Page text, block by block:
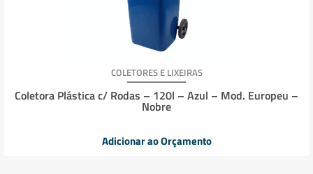
COLETORES E LIXEIRAS
Coletora Plástica c/ Rodas – 120l – Azul – Mod. Europeu –
Nobre
Adicionar ao Orçamento